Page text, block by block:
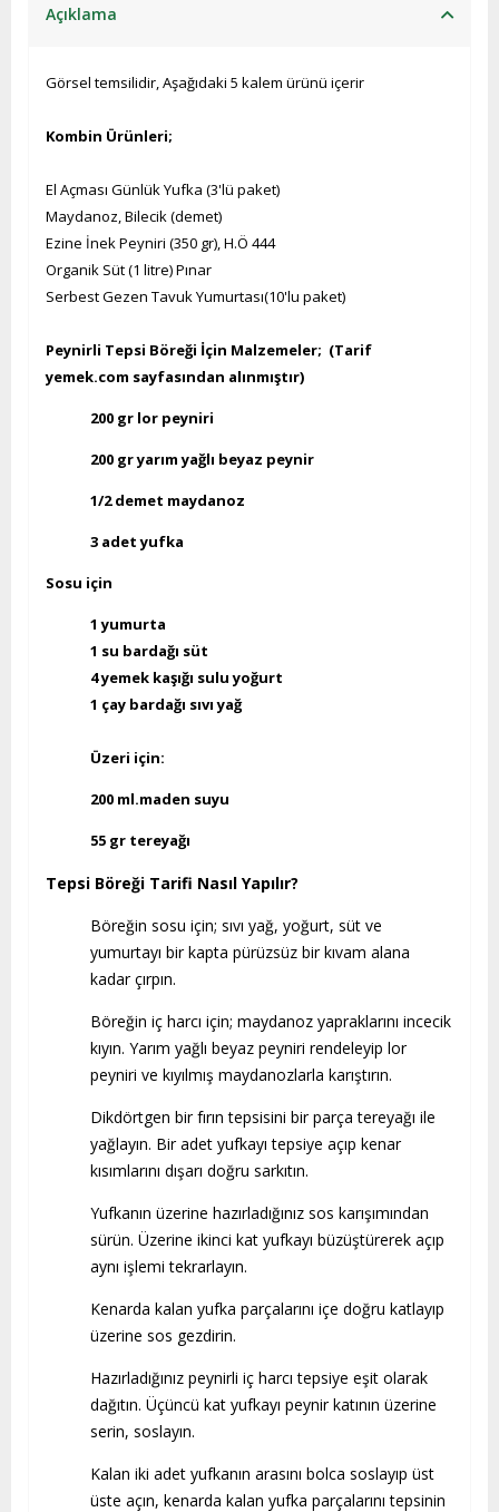
Açıklama
Görsel temsilidir, Aşağıdaki 5 kalem ürünü içerir
Kombin Ürünleri;
El Açması Günlük Yufka (3'lü paket)
Maydanoz, Bilecik (demet)
Ezine İnek Peyniri (350 gr), H.Ö 444
Organik Süt (1 litre) Pınar
Serbest Gezen Tavuk Yumurtası(10'lu paket)
Peynirli Tepsi Böreği İçin Malzemeler; (Tarif
yemek.com sayfasından alınmıştır)
200 gr lor peyniri
200 gr yarım yağlı beyaz peynir
1/2 demet maydanoz
3 adet yufka
Sosu için
1 yumurta
1 su bardağı süt
4 yemek kaşığı sulu yoğurt
1 çay bardağı sıvı yağ
Üzeri için:
200 ml.maden suyu
55 gr tereyağı
Tepsi Böreği Tarifi Nasıl Yapılır?
Böreğin sosu için; sıvı yağ, yoğurt, süt ve
yumurtayı bir kapta pürüzsüz bir kıvam alana
kadar çırpın.
Böreğin iç harcı için; maydanoz yapraklarını incecik
kıyın. Yarım yağlı beyaz peyniri rendeleyip lor
peyniri ve kıyılmış maydanozlarla karıştırın.
Dikdörtgen bir fırın tepsisini bir parça tereyağı ile
yağlayın. Bir adet yufkayı tepsiye açıp kenar
kısımlarını dışarı doğru sarkıtın.
Yufkanın üzerine hazırladığınız sos karışımından
sürün. Üzerine ikinci kat yufkayı büzüştürerek açıp
aynı işlemi tekrarlayın.
Kenarda kalan yufka parçalarını içe doğru katlayıp
üzerine sos gezdirin.
Hazırladığınız peynirli iç harcı tepsiye eşit olarak
dağıtın. Üçüncü kat yufkayı peynir katının üzerine
serin, soslayın.
Kalan iki adet yufkanın arasını bolca soslayıp üst
üste açın, kenarda kalan yufka parçalarını tepsinin